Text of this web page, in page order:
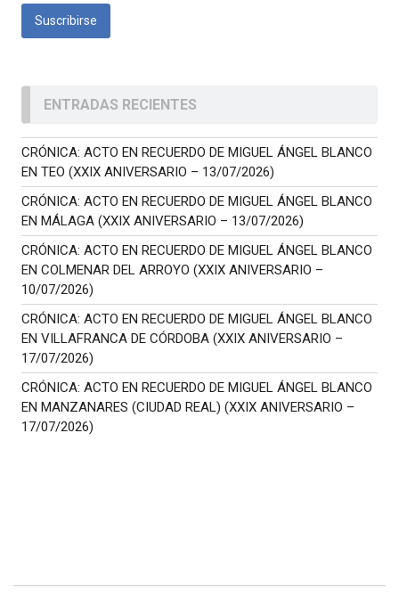
ENTRADAS RECIENTES
CRÓNICA: ACTO EN RECUERDO DE MIGUEL ÁNGEL BLANCO
EN TEO (XXIX ANIVERSARIO – 13/07/2026)
CRÓNICA: ACTO EN RECUERDO DE MIGUEL ÁNGEL BLANCO
EN MÁLAGA (XXIX ANIVERSARIO – 13/07/2026)
CRÓNICA: ACTO EN RECUERDO DE MIGUEL ÁNGEL BLANCO
EN COLMENAR DEL ARROYO (XXIX ANIVERSARIO –
10/07/2026)
CRÓNICA: ACTO EN RECUERDO DE MIGUEL ÁNGEL BLANCO
EN VILLAFRANCA DE CÓRDOBA (XXIX ANIVERSARIO –
17/07/2026)
CRÓNICA: ACTO EN RECUERDO DE MIGUEL ÁNGEL BLANCO
EN MANZANARES (CIUDAD REAL) (XXIX ANIVERSARIO –
17/07/2026)